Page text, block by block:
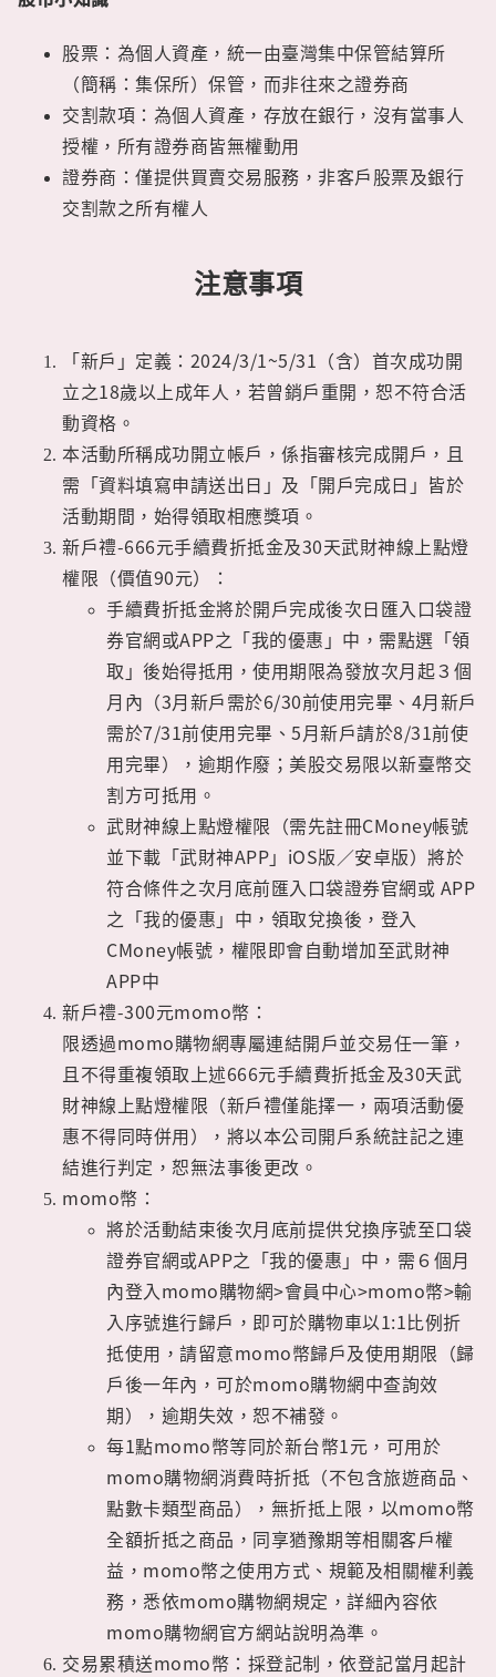
股票：為個人資產，統一由臺灣集中保管結算所
（簡稱：集保所）保管，而非往來之證券商
交割款項：為個人資產，存放在銀行，沒有當事人
授權，所有證券商皆無權動用
證券商：僅提供買賣交易服務，非客戶股票及銀行
交割款之所有權人
注意事項
「新戶」定義：2024/3/1~5/31（含）首次成功開
立之18歲以上成年人，若曾銷戶重開，恕不符合活
動資格。
本活動所稱成功開立帳戶，係指審核完成開戶，且
需「資料填寫申請送出日」及「開戶完成日」皆於
活動期間，始得領取相應獎項。
新戶禮-666元手續費折抵金及30天武財神線上點燈
權限（價值90元）：
手續費折抵金將於開戶完成後次日匯入口袋證
券官網或APP之「我的優惠」中，需點選「領
取」後始得抵用，使用期限為發放次月起３個
月內（3月新戶需於6/30前使用完畢、4月新戶
需於7/31前使用完畢、5月新戶請於8/31前使
用完畢），逾期作廢；美股交易限以新臺幣交
割方可抵用。
武財神線上點燈權限（需先註冊CMoney帳號
並下載「武財神APP」 iOS版／安卓版）將於
符合條件之次月底前匯入口袋證券官網或 APP
之「我的優惠」中，領取兌換後，登入
CMoney帳號，權限即會自動增加至武財神
APP中
新戶禮-300元momo幣：
限透過momo購物網專屬連結開戶並交易任一筆，
且不得重複領取上述666元手續費折抵金及30天武
財神線上點燈權限（新戶禮僅能擇一，兩項活動優
惠不得同時併用），將以本公司開戶系統註記之連
結進行判定，恕無法事後更改。
momo幣：
將於活動結束後次月底前提供兌換序號至口袋
證券官網或APP之「我的優惠」中，需６個月
內登入momo購物網>會員中心>momo幣>輸
入序號進行歸戶，即可於購物車以1:1比例折
抵使用，請留意momo幣歸戶及使用期限（歸
戶後一年內，可於momo購物網中查詢效
期），逾期失效，恕不補發。
每1點momo幣等同於新台幣1元，可用於
momo購物網消費時折抵（不包含旅遊商品、
點數卡類型商品），無折抵上限，以momo幣
全額折抵之商品，同享猶豫期等相關客戶權
益，momo幣之使用方式、規範及相關權利義
務，悉依momo購物網規定，詳細內容依
momo購物網官方網站說明為準。
交易累積送momo幣：採登記制，依登記當月起計